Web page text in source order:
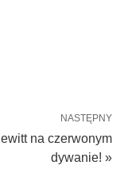
NASTĘPNY
na czerwonym
dywanie! »